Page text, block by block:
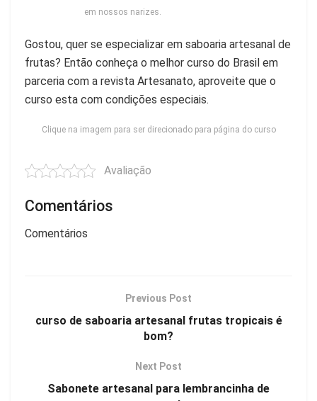
em nossos narizes.
Gostou, quer se especializar em saboaria artesanal de
frutas? Então conheça o melhor curso do Brasil em
parceria com a revista Artesanato, aproveite que o
curso esta com condições especiais.
Clique na imagem para ser direcionado para página do curso
Avaliação
Comentários
Comentários
Previous Post
curso de saboaria artesanal frutas tropicais é
bom?
Next Post
Sabonete artesanal para lembrancinha de